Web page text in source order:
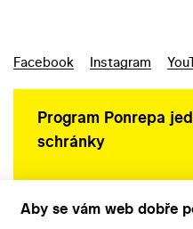
Facebook Instagram
Program Ponrepa
schránky
Aby se vám web dobře